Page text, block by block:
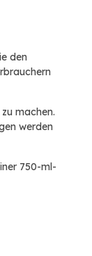
den
machen.
werden
750-ml-